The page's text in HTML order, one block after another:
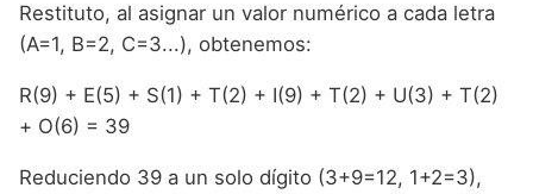
Restituto, al asignar un valor numérico a cada letra
(A=1, B=2, C=3...), obtenemos:
R(9) + E(5) + S(1) + T(2) + I(9) + T(2) + U(3) + T(2)
+ O(6) = 39
Reduciendo 39 a un solo dígito (3+9=12, 1+2=3),